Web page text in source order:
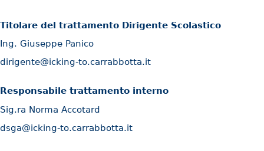
Titolare del trattamento Dirigente Scolastico
Ing. Giuseppe Panico
dirigente@icking-to.carrabbotta.it
Responsabile trattamento interno
Sig.ra Norma Accotard
dsga@icking-to.carrabbotta.it